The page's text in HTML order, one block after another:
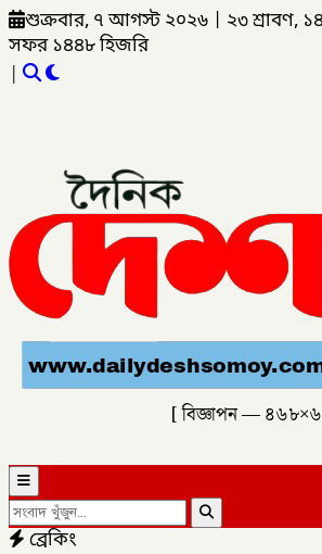
শুক্রবার, ৭ আগস্ট ২০২৬ ২৩ শ্রাবণ,
সফর ১৪৪৮ হিজরি
|
[ বিজ্ঞাপন —
ব্রেকিং